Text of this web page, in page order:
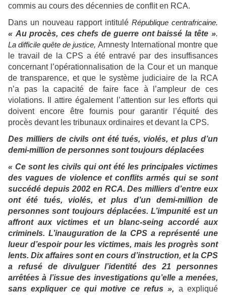
commis au cours des décennies de conflit en RCA.
Dans un nouveau rapport intitulé République centrafricaine.
« Au procès, ces chefs de guerre ont baissé la tête ».
La difficile quête de justice, Amnesty International montre que
le travail de la CPS a été entravé par des insuffisances
concernant l’opérationnalisation de la Cour et un manque
de transparence, et que le système judiciaire de la RCA
n’a pas la capacité de faire face à l’ampleur de ces
violations. Il attire également l’attention sur les efforts qui
doivent encore être fournis pour garantir l’équité des
procès devant les tribunaux ordinaires et devant la CPS.
Des milliers de civils ont été tués, violés, et plus d’un
demi-million de personnes sont toujours déplacées
« Ce sont les civils qui ont été les principales victimes
des vagues de violence et conflits armés qui se sont
succédé depuis 2002 en RCA. Des milliers d’entre eux
ont été tués, violés, et plus d’un demi-million de
personnes sont toujours déplacées. L’impunité est un
affront aux victimes et un blanc-seing accordé aux
criminels. L’inauguration de la CPS a représenté une
lueur d’espoir pour les victimes, mais les progrès sont
lents. Dix affaires sont en cours d’instruction, et la CPS
a refusé de divulguer l’identité des 21 personnes
arrêtées à l’issue des investigations qu’elle a menées,
sans expliquer ce qui motive ce refus », a expliqué